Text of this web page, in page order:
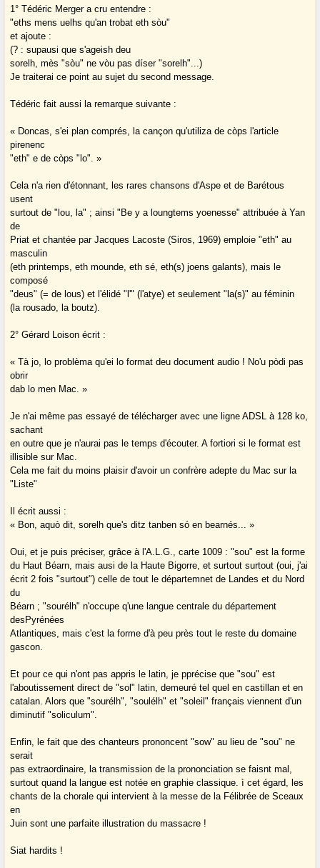
1° Tédéric Merger a cru entendre :
"eths mens uelhs qu'an trobat eth sòu"
et ajoute :
(? : supausi que s'ageish deu
sorelh, mès "sòu" ne vòu pas díser "sorelh"...)
Je traiterai ce point au sujet du second message.
Tédéric fait aussi la remarque suivante :
« Doncas, s'ei plan comprés, la cançon qu'utiliza de còps l'article
pirenenc
"eth" e de còps "lo". »
Cela n'a rien d'étonnant, les rares chansons d'Aspe et de Barétous
usent
surtout de "lou, la" ; ainsi "Be y a loungtems yoenesse" attribuée à Yan
de
Priat et chantée par Jacques Lacoste (Siros, 1969) emploie "eth" au
masculin
(eth printemps, eth mounde, eth sé, eth(s) joens galants), mais le
composé
"deus" (= de lous) et l'élidé "l'" (l'atye) et seulement "la(s)" au féminin
(la rousado, la boutz).
2° Gérard Loison écrit :
« Tà jo, lo problèma qu'ei lo format deu document audio ! No'u pòdi pas
obrir
dab lo men Mac. »
Je n'ai même pas essayé de télécharger avec une ligne ADSL à 128 ko,
sachant
en outre que je n'aurai pas le temps d'écouter. A fortiori si le format est
illisible sur Mac.
Cela me fait du moins plaisir d'avoir un confrère adepte du Mac sur la
"Liste"
Il écrit aussi :
« Bon, aquò dit, sorelh que's ditz tanben só en bearnés... »
Oui, et je puis préciser, grâce à l'A.L.G., carte 1009 : "sou" est la forme
du Haut Béarn, mais ausi de la Haute Bigorre, et surtout surtout (oui, j'ai
écrit 2 fois "surtout") celle de tout le départemnet de Landes et du Nord
du
Béarn ; "sourélh" n'occupe q'une langue centrale du département
desPyrénées
Atlantiques, mais c'est la forme d'à peu près tout le reste du domaine
gascon.
Et pour ce qui n'ont pas appris le latin, je pprécise que "sou" est
l'aboutissement direct de "sol" latin, demeuré tel quel en castillan et en
catalan. Alors que "sourélh", "soulélh" et "soleil" français viennent d'un
diminutif "soliculum".
Enfin, le fait que des chanteurs prononcent "sow" au lieu de "sou" ne
serait
pas extraordinaire, la transmission de la prononciation se faisnt mal,
surtout quand la langue est notée en graphie classique. ì cet égard, les
chants de la chorale qui intervient à la messe de la Félibrée de Sceaux
en
Juin sont une parfaite illustration du massacre !
Siat hardits !